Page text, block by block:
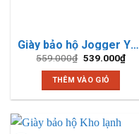
Giày bảo hộ Jogger Yukon Đen S1P
559.000₫ Giá
là:
559.000₫.
539.000₫Giá
hiện
THÊM VÀO GIỎ